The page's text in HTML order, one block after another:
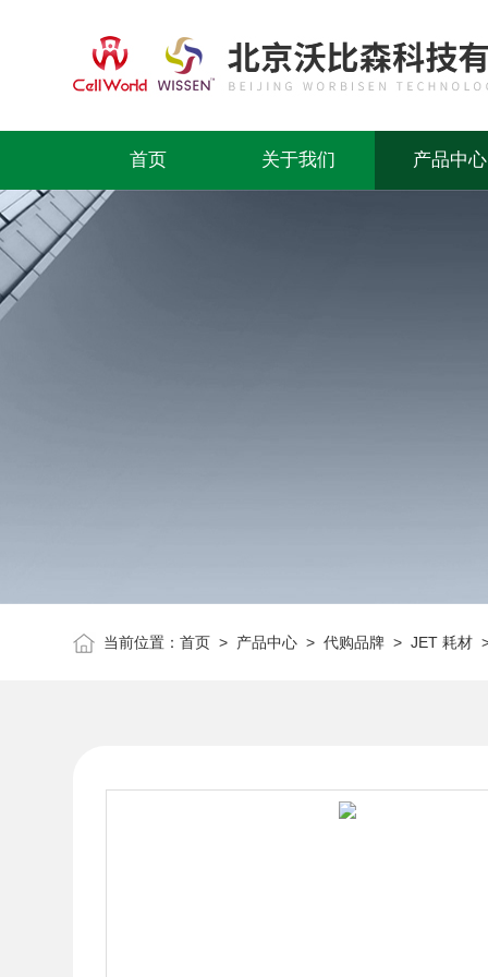
首页 关于我们 产品中心
当前位置：首页 > 产品中心 >代购品牌 >JET 耗材